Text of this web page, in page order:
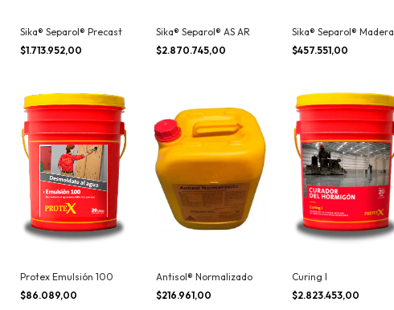
Sika® Separol® Precast
$1.713.952,00
Sika® Separol® AS AR
$2.870.745,00
Sika® Separol® Madera
$457.551,00
Protex Emulsión 100
$86.089,00
Antisol® Normalizado
$216.961,00
Curing I
$2.823.453,00